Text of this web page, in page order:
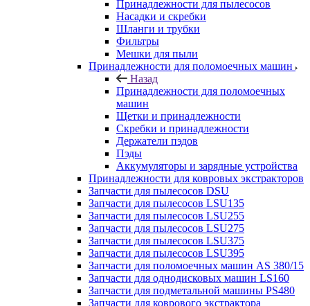
Принадлежности для пылесосов
Насадки и скребки
Шланги и трубки
Фильтры
Мешки для пыли
Принадлежности для поломоечных машин
Назад
Принадлежности для поломоечных
машин
Щетки и принадлежности
Скребки и принадлежности
Держатели пэдов
Пэды
Аккумуляторы и зарядные устройства
Принадлежности для ковровых экстракторов
Запчасти для пылесосов DSU
Запчасти для пылесосов LSU135
Запчасти для пылесосов LSU255
Запчасти для пылесосов LSU275
Запчасти для пылесосов LSU375
Запчасти для пылесосов LSU395
Запчасти для поломоечных машин AS 380/15
Запчасти для однодисковых машин LS160
Запчасти для подметальной машины PS480
Запчасти для коврового экстрактора